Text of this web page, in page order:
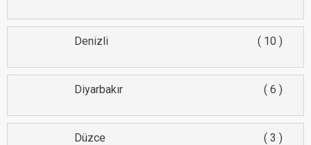
Denizli 10
Diyarbakır 6
Düzce 3